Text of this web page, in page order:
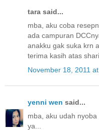
tara said...
mba, aku coba
ada campuran
anakku gak suka krn
terima kasih atas
November 18, 2011
yenni wen said...
mba, aku udah
ya...